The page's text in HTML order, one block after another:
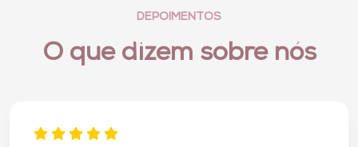
DEPOIMENTOS
O que dizem sobre nós